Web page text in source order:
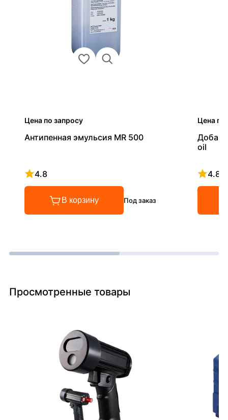
Цена по запросу
Антипенная эмульсия MR 500
4.8
Рейтинг 4.8 из 5
В корзину Под заказ
Цена по
oil
4.8
Просмотренные товары